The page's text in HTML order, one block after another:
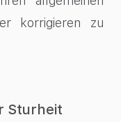
korrigieren zu
Sturheit